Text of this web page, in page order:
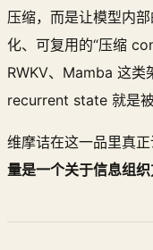
压缩，而是让模型内
化、可复用的“压缩
RWKV、Mamba 这
recurrent state 就是被
维摩诘在这一品里真正
量是一个关于信息组